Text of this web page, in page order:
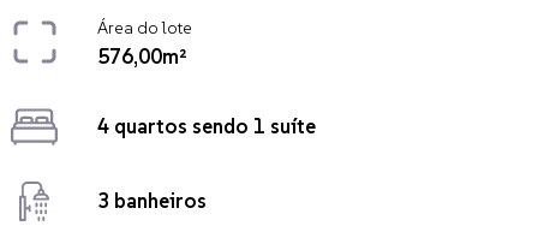
Área do lote
576,00m²
4 quartos sendo 1 suíte
3 banheiros